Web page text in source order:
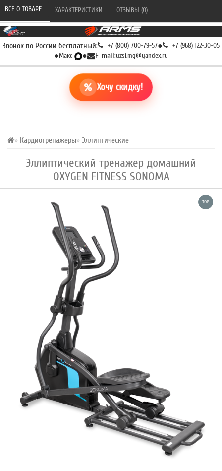
Звонок по России бесплатный: +7 (800) 700-79-57● +7 (968) 122-30-05
●Макс ● E-mail:uzsi.mg@yandex.ru
Хочу скидку!
Кардиотренажеры Эллиптические
Эллиптический тренажер домашний
OXYGEN FITNESS SONOMA
ВСЕ О ТОВАРЕ ХАРАКТЕРИСТИКИ ОТЗЫВЫ (0)
TOP